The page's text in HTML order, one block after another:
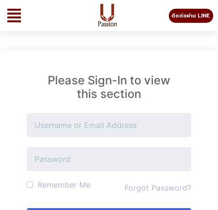
ติดต่อผ่าน LINE
Please Sign-In to view
this section
Remember Me Forgot Password?